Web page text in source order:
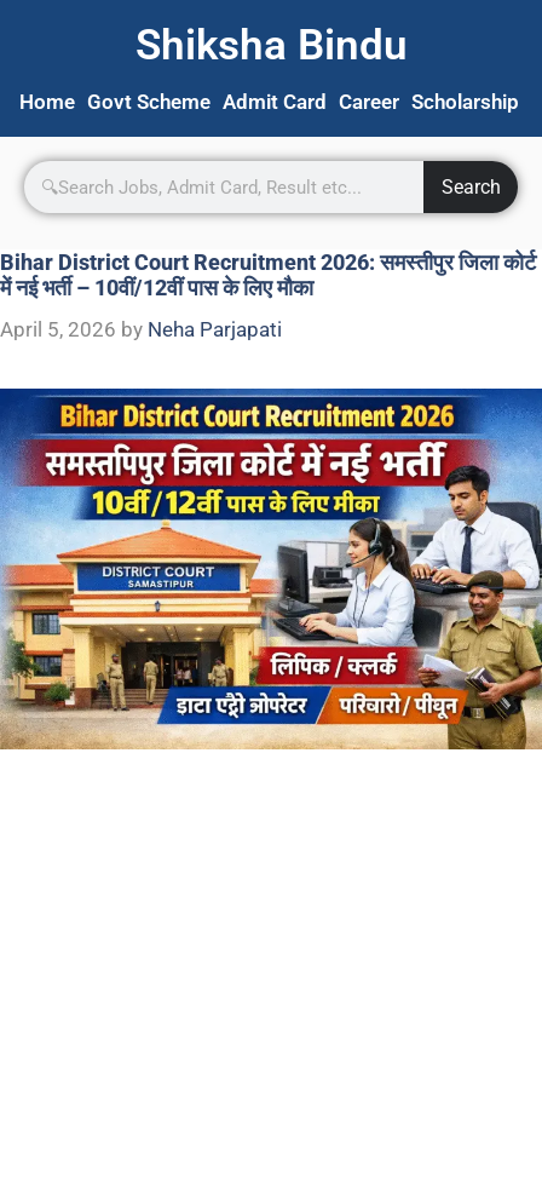
Shiksha Bindu
Home Govt Scheme Admit Card Career Scholarship
Search
Bihar District Court Recruitment 2026: समस्तीपुर जिला कोर्ट
में नई भर्ती – 10वीं/12वीं पास के लिए मौका
April 5, 2026 by Neha Parjapati